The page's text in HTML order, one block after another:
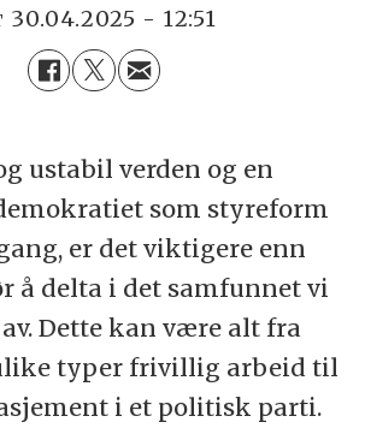
30.04.2025 - 12:51
ustabil verden og en
som styreform
er det viktigere enn
å delta i det samfunnet vi
Dette kan være alt fra
typer frivillig arbeid til
i et politisk parti.